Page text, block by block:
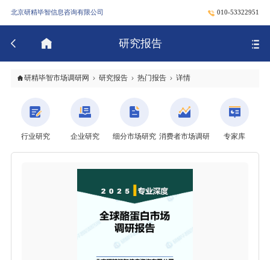
北京研精毕智信息咨询有限公司 010-53322951
研究报告
研精毕智市场调研网 研究报告 热门报告 详情
行业研究 企业研究 细分市场研究 消费者市场调研 专家库